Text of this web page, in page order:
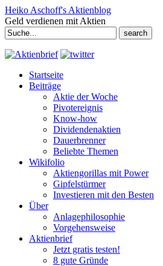
Heiko Aschoff's Aktienblog
Geld verdienen mit Aktien
Search
for:
Startseite
Beiträge
Aktie der Woche
Pivotereignis
Know-how
Dividendenaktien
Dauerbrenner
Beliebte Themen
Wikifolio
Aktiengorillas mit Power
Gipfelstürmer
Investieren mit den Besten
Über
Anlagephilosophie
Vorgehensweise
Aktienbrief
Jetzt gratis testen!
8 gute Gründe